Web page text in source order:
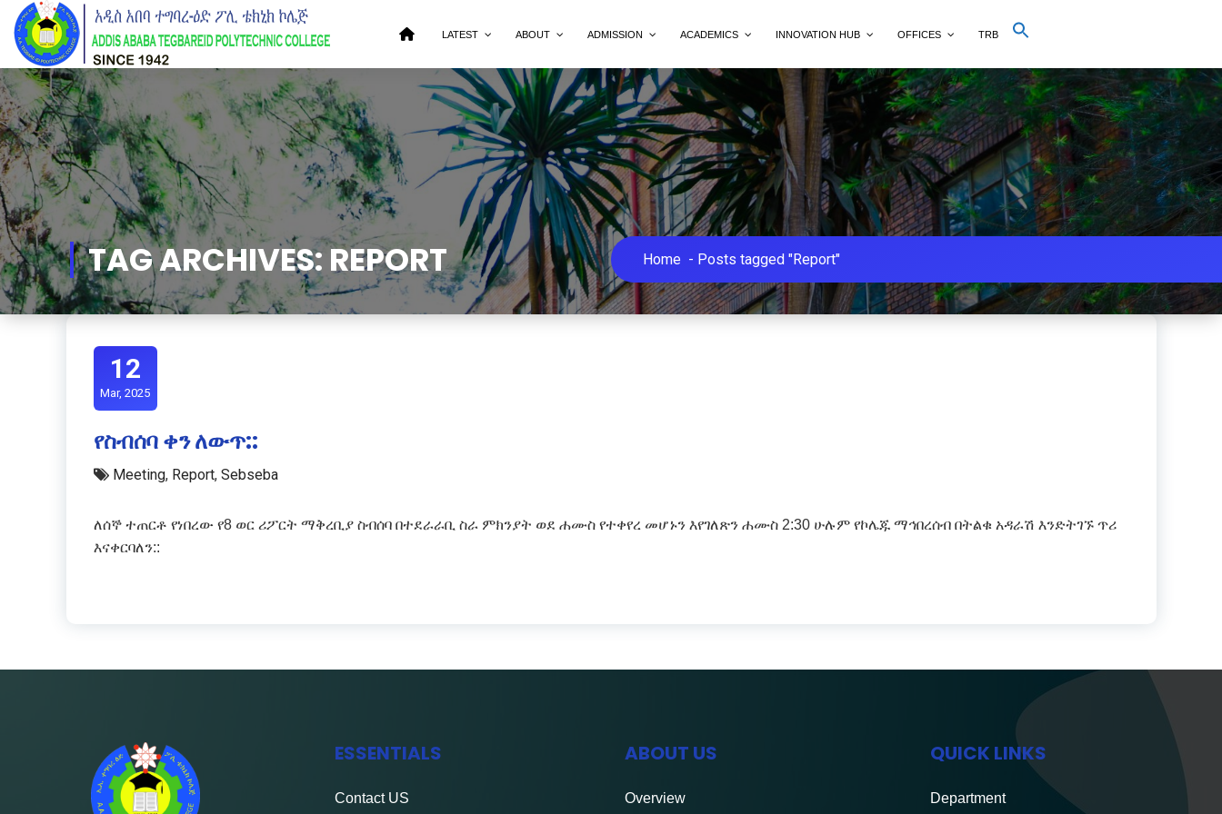
Skip
Content
LATEST ABOUT ADMISSION ACADEMICS INNOVATION HUB OFFICES TRB
for:
TAG ARCHIVES: REPORT Home - Posts tagged "Report"
12
Mar, 2025
የስብሰባ ቀን ለውጥ::
Meeting, Report, Sebseba
ለሰኞ ተጠርቶ የነበረው የ8 ወር ሪፖርት ማቅረቢያ ስብሰባ በተደራራቢ ስራ ምክንያት ወደ ሐሙስ የተቀየረ መሆኑን እየገለጽን ሐሙስ 2:30 ሁሉም የኮሌጁ ማኅበረሰብ በትልቁ አዳራሽ እንድትገኙ ጥሪ
እናቀርባለን::
ESSENTIALS
ContactUS
ABOUT US
Overview
QUICK LINKS
Department